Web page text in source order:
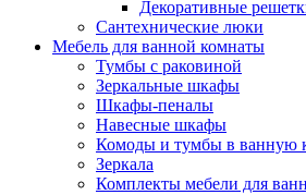
Декоративные
Сантехнические люки
Мебель для ванной комнаты
Тумбы с раковиной
Зеркальные шкафы
Шкафы-пеналы
Навесные шкафы
Комоды и тумбы в ванную
Зеркала
Комплекты мебели для